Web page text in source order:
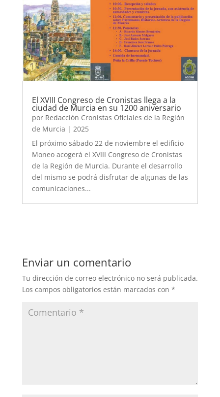
El XVIII Congreso de Cronistas llega a la
ciudad de Murcia en su 1200 aniversario
por Redacción Cronistas Oficiales de la Región
de Murcia | 2025
El próximo sábado 22 de noviembre el edificio
Moneo acogerá el XVIII Congreso de Cronistas
de la Región de Murcia. Durante el desarrollo
del mismo se podrá disfrutar de algunas de las
comunicaciones...
Enviar un comentario
Tu dirección de correo electrónico no será publicada.
Los campos obligatorios están marcados con *